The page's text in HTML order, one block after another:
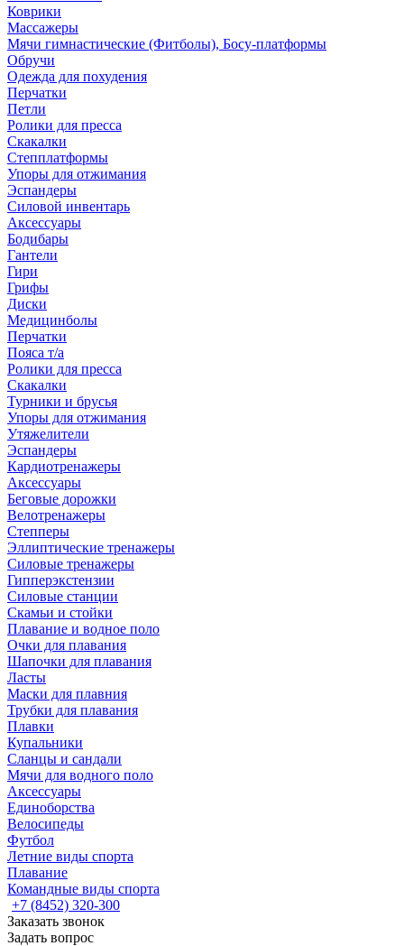
Коврики
Массажеры
Мячи гимнастические (Фитболы), Босу-платформы
Обручи
Одежда для похудения
Перчатки
Петли
Ролики для пресса
Скакалки
Степплатформы
Упоры для отжимания
Эспандеры
Силовой инвентарь
Аксессуары
Бодибары
Гантели
Гири
Грифы
Диски
Медицинболы
Перчатки
Пояса т/а
Ролики для пресса
Скакалки
Турники и брусья
Упоры для отжимания
Утяжелители
Эспандеры
Кардиотренажеры
Аксессуары
Беговые дорожки
Велотренажеры
Степперы
Эллиптические тренажеры
Силовые тренажеры
Гипперэкстензии
Силовые станции
Скамьи и стойки
Плавание и водное поло
Очки для плавания
Шапочки для плавания
Ласты
Маски для плавния
Трубки для плавания
Плавки
Купальники
Сланцы и сандали
Мячи для водного поло
Аксессуары
Единоборства
Велосипеды
Футбол
Летние виды спорта
Плавание
Командные виды спорта
+7 (8452) 320-300
Заказать звонок
Задать вопрос